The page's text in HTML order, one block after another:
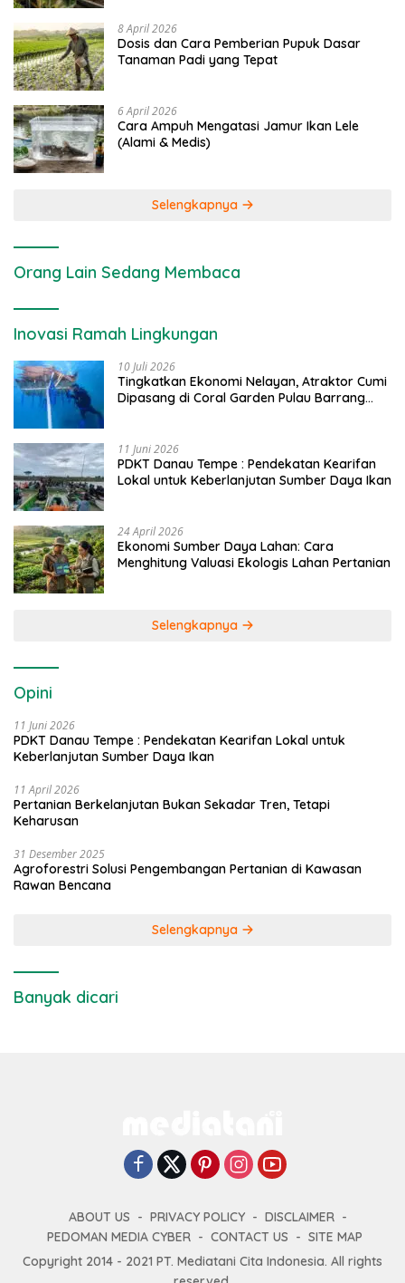
8 April 2026
Dosis dan Cara Pemberian Pupuk Dasar
Tanaman Padi yang Tepat
6 April 2026
Cara Ampuh Mengatasi Jamur Ikan Lele
(Alami & Medis)
Selengkapnya
Orang Lain Sedang Membaca
Inovasi Ramah Lingkungan
10 Juli 2026
Tingkatkan Ekonomi Nelayan, Atraktor Cumi
Dipasang di Coral Garden Pulau Barrang
11 Juni 2026
PDKT Danau Tempe : Pendekatan Kearifan
Lokal untuk Keberlanjutan Sumber Daya Ikan
24 April 2026
Ekonomi Sumber Daya Lahan: Cara
Menghitung Valuasi Ekologis Lahan Pertanian
Selengkapnya
Opini
11 Juni 2026
PDKT Danau Tempe : Pendekatan Kearifan Lokal untuk
Keberlanjutan Sumber Daya Ikan
11 April 2026
Pertanian Berkelanjutan Bukan Sekadar Tren, Tetapi
Keharusan
31 Desember 2025
Agroforestri Solusi Pengembangan Pertanian di Kawasan
Rawan Bencana
Selengkapnya
Banyak dicari
ABOUT US PRIVACY POLICY
DISCLAIMER
PEDOMAN MEDIA CYBER
CONTACT US
SITE MAP
Copyright 2014 - 2021 PT. Mediatani Cita Indonesia. All rights